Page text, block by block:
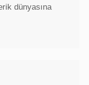
dünyasına